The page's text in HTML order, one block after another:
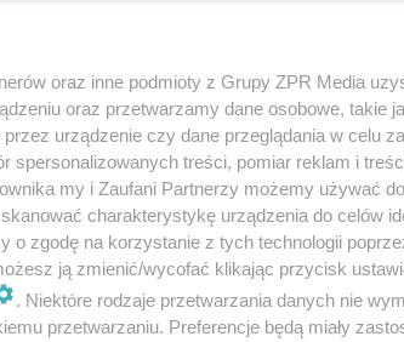
oraz inne podmioty z Grupy ZPR Media
oraz przetwarzamy dane osobowe, takie
urządzenie czy dane przeglądania w celu
spersonalizowanych treści, pomiar reklam i
my i Zaufani Partnerzy możemy używać
charakterystykę urządzenia do celów
o zgodę na korzystanie z tych technologii
ją zmienić/wycofać klikając przycisk
. Niektóre rodzaje przetwarzania danych nie
przetwarzaniu. Preferencje będą miały